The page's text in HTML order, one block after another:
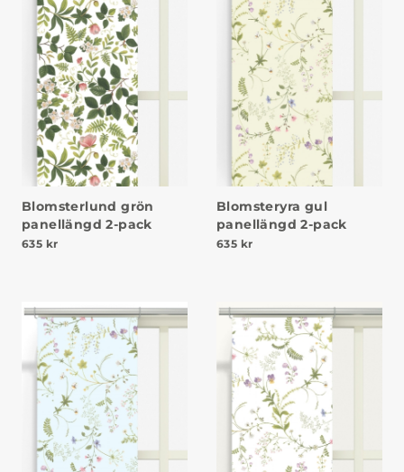
Blomsterlund grön
panellängd 2-pack
635 kr
Blomsteryra gul
panellängd 2-pack
635 kr